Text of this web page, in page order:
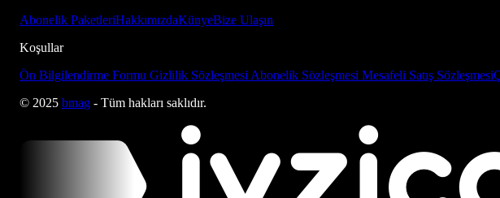
Abonelik PaketleriHakkımızdaKünyeBize Ulaşın
Koşullar
Ön Bilgilendirme Formu Gizlilik Sözleşmesi Abonelik Sözleşmesi Mesafeli Satış Sözleşmesi
© 2025 bmag - Tüm hakları saklıdır.